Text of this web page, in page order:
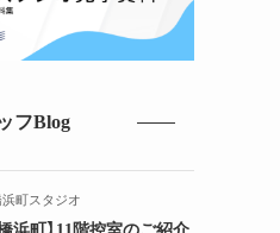
フBlog
浜町スタジオ